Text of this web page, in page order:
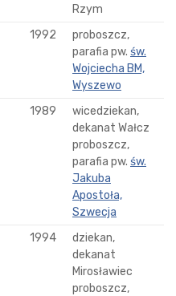
Rzym
1992
proboszcz,
parafia pw. św.
Wojciecha BM,
Wyszewo
1989
wicedziekan,
dekanat Wałcz
proboszcz,
parafia pw. św.
Jakuba
Apostoła,
Szwecja
1994
dziekan,
dekanat
Mirosławiec
proboszcz,